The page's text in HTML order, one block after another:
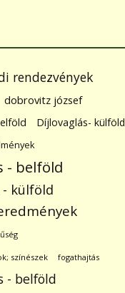
rendezvények
dobrovitz józsef
Díjlovaglás- külföld
- belföld
külföld
színészek fogathajtás
- belföld